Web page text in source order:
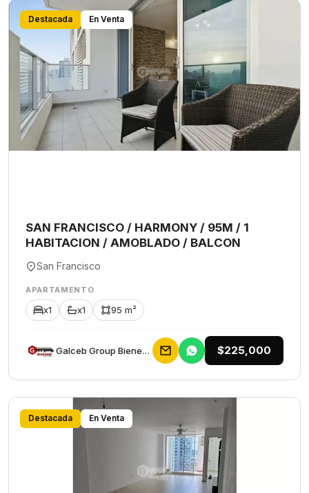
Destacada En Venta
SAN FRANCISCO / HARMONY / 95M / 1
HABITACION / AMOBLADO / BALCON
San Francisco
APARTAMENTO
x1 x1 95 m²
Galceb Group Bienes Raices $225,000
Destacada En Venta